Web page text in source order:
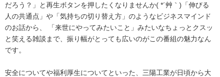
だろう？」と再生ボタンを押したくなりませんか( *´艸｀)「伸びる
人の共通点」や「気持ちの切り替え方」のようなビジネスマインド
のお話から、 「来世にやってみたいこと」みたいなちょっとクスッ
と笑える雑談まで、振り幅がとっても広いのがこの番組の魅力なん
です。
安全についてや福利厚生についてといった、三陽工業が日頃から大